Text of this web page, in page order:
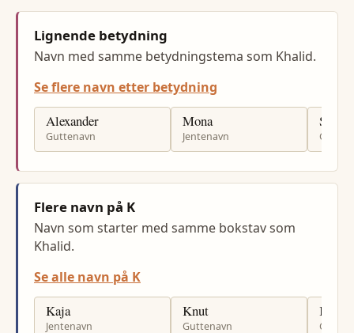
Lignende betydning
Navn med samme betydningstema som Khalid.
Se flere navn etter betydning
Alexander
Guttenavn
Mona
Jentenavn
Sander
Flere navn på K
Navn som starter med samme bokstav som
Khalid.
Se alle navn på K
Kaja
Jentenavn
Knut
Guttenavn